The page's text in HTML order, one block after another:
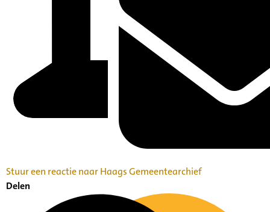
Stuur een reactie naar Haags Gemeentearchief
Delen